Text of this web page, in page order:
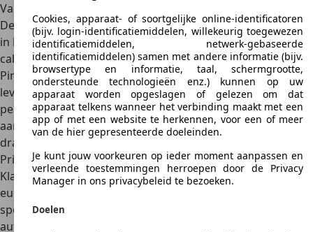
Varianten
De Ferrari 550 Maranello was alleen leverbaar als coupé en
in het laatste productiejaar met enkele exemplarenook als
cabriolet onder de naam Roadster 550 Barchetta
Pininfarina. Speciale uitrustingsvarianten waren niet
leverbaar, maar klanten konden hun Ferrari een
persoonlijk tintje geven via een speciaal
aanpassingsprogramma. Bovendien kan op verzoek een
draaibare brandblusser in de auto worden geïnstalleerd.
Prijs
Klanten moesten het equivalent vanmeer dan 180.000
euro
sportieve model uit Italië was dus al een van de duurste
auto's op de weg toen hij nieuw was. Maar ook als
Cookies, apparaat- of soortgelijke online-identificatoren
(bijv. login-identificatiemiddelen, willekeurig toegewezen
identificatiemiddelen, netwerk-gebaseerde
identificatiemiddelen) samen met andere informatie (bijv.
browsertype en informatie, taal, schermgrootte,
ondersteunde technologieën enz.) kunnen op uw
apparaat worden opgeslagen of gelezen om dat
apparaat telkens wanneer het verbinding maakt met een
app of met een website te herkennen, voor een of meer
van de hier gepresenteerde doeleinden.
Je kunt jouw voorkeuren op ieder moment aanpassen en
verleende toestemmingen herroepen door de Privacy
Manager in ons privacybeleid te bezoeken.
Doelen